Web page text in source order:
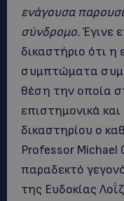
ενάγουσα
σύνδρομο.Έγινε
δικαστήριο ότι
συμπτώματα
θέση την οποία
επιστημονικά
δικαστηρίου ο
Professor Michael
παραδεκτό
της Ευδοκίας